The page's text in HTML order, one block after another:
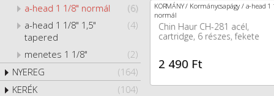
(6)
a-head 1 1/8" normál
(4)
a-head 1 1/8" 1,5"
tapered
(2)
menetes 1 1/8"
(164)
NYEREG
(104)
KERÉK
KORMÁNY / Kormánycsapágy / a-head 1
normál
Chin Haur CH-281 acél,
cartridge, 6 részes, fekete
2 490 Ft